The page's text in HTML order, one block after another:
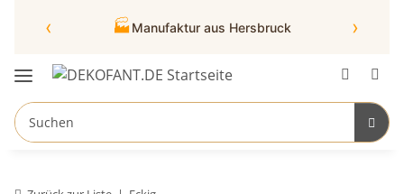
‹ 🏭 Manufaktur aus Hersbruck ›